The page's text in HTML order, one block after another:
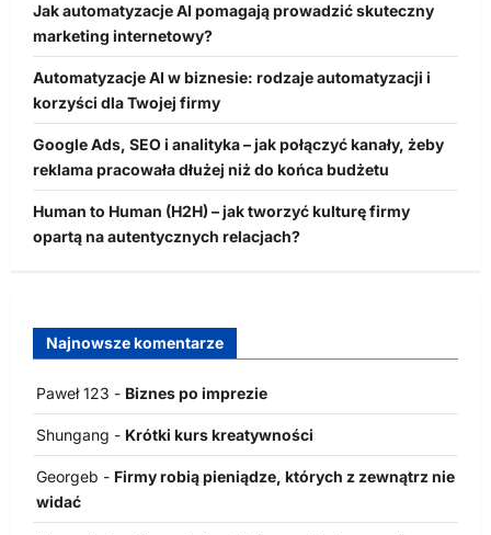
Jak automatyzacje AI pomagają prowadzić skuteczny
marketing internetowy?
Automatyzacje AI w biznesie: rodzaje automatyzacji i
korzyści dla Twojej firmy
Google Ads, SEO i analityka – jak połączyć kanały, żeby
reklama pracowała dłużej niż do końca budżetu
Human to Human (H2H) – jak tworzyć kulturę firmy
opartą na autentycznych relacjach?
Najnowsze komentarze
Paweł 123 - Biznes po imprezie
Shungang - Krótki kurs kreatywności
Georgeb - Firmy robią pieniądze, których z zewnątrz nie
widać